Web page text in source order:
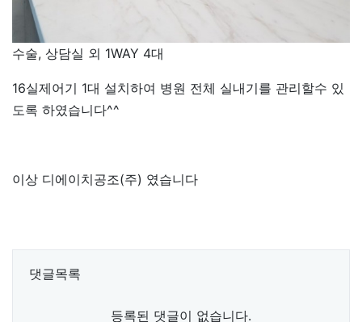
수술, 상담실 외 1WAY 4대
16실제어기 1대 설치하여 병원 전체 실내기를 관리할수 있
도록 하였습니다^^
이상 디에이치공조(주) 였습니다
댓글목록
등록된 댓글이 없습니다.